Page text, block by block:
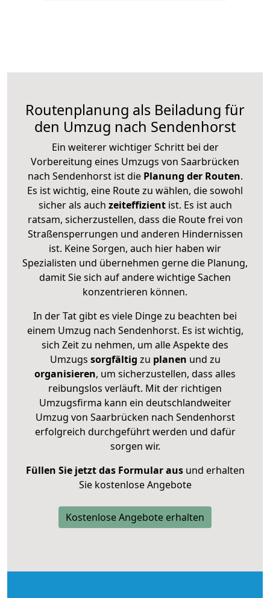
Routenplanung als Beiladung für
den Umzug nach Sendenhorst
Ein weiterer wichtiger Schritt bei der
Vorbereitung eines Umzugs von Saarbrücken
nach Sendenhorst ist diePlanung der Routen.
Es ist wichtig, eine Route zu wählen, die sowohl
sicher als auch zeiteffizientist. Es ist auch
ratsam, sicherzustellen, dass die Route frei von
Straßensperrungen und anderen Hindernissen
ist. Keine Sorgen, auch hier haben wir
Spezialisten und übernehmen gerne die Planung,
damit Sie sich auf andere wichtige Sachen
konzentrieren können.
In der Tat gibt es viele Dinge zu beachten bei
einem Umzug nach Sendenhorst. Es ist wichtig,
sich Zeit zu nehmen, um alle Aspekte des
Umzugs sorgfältig zu planen und zu
organisieren, um sicherzustellen, dass alles
reibungslos verläuft. Mit der richtigen
Umzugsfirma kann ein deutschlandweiter
Umzug von Saarbrücken nach Sendenhorst
erfolgreich durchgeführt werden und dafür
sorgen wir.
Füllen Sie jetzt das Formular ausund erhalten
Sie kostenlose Angebote
Kostenlose Angebote erhalten